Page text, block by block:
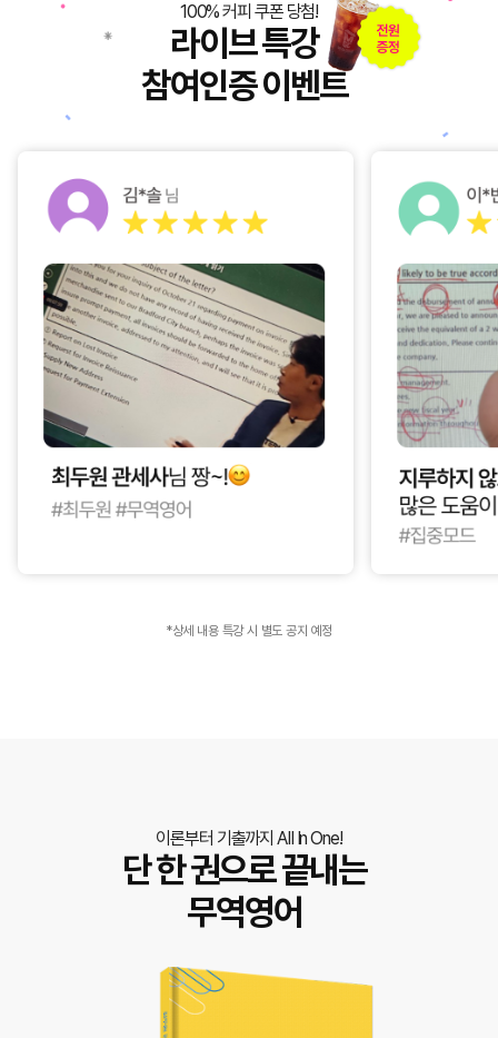
100% 커피 쿠폰 당첨!
라이브 특강
참여인증 이벤트
*상세 내용 특강 시 별도 공지 예정
이론부터 기출까지 AII In One!
단 한 권으로 끝내는
무역영어